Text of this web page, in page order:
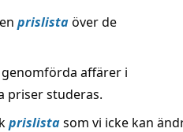
prislistaöver de
affärer i
priser studeras.
prislistasom vi icke kan